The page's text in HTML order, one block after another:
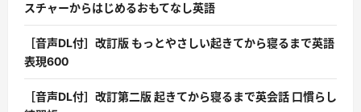
スチャーからはじめるおもてなし英語
［音声DL付］改訂版 もっとやさしい起きてから寝るまで英語
表現600
［音声DL付］改訂第二版 起きてから寝るまで英会話 口慣らし